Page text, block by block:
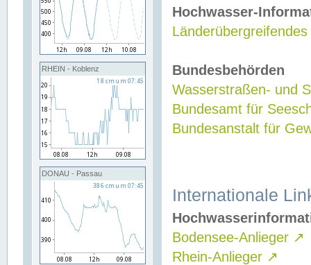
RHEIN - Koblenz
DONAU - Passau
Hochwasser-
Bundesbehörden
Wasserstraßen- und
Bundesamt für
Bundesanstalt für
Internationale
Bodensee-Anlieger ↗
Rhein-Anlieger ↗